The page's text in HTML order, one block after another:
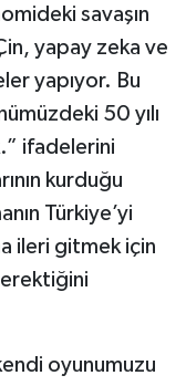
savaşın
yapay zeka ve
yapıyor. Bu
50 yılı
ifadelerini
kurduğu
Türkiye’yi
ileri gitmek için
oyunumuzu